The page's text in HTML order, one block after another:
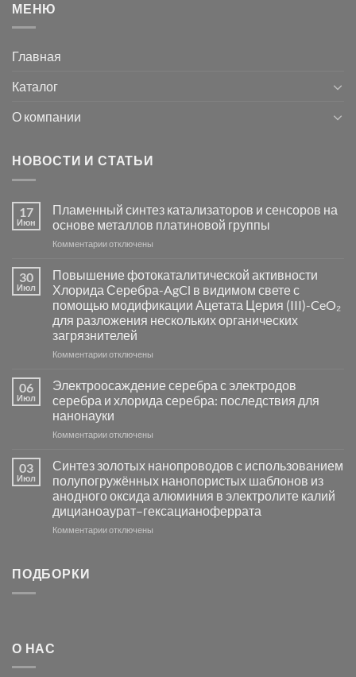
МЕНЮ
Главная
Каталог
О компании
НОВОСТИ И СТАТЬИ
17
Июн
Пламенный синтез катализаторов и сенсоров на
основе металлов платиновой группы
Комментариик
Пламенный
синтез
катализаторов
и
сенсоров
на
основе
группы
отключены
30
Июл
Повышение фотокаталитической активности
Хлорида Серебра-AgCl в видимом свете с
помощью модификации Ацетата Церия (III)-CeO₂
для разложения нескольких органических
загрязнителей
Комментариик
фотокаталитической
активности
Хлорида
Серебра-
в
видимом
свете
с
помощью
модификации
отключены
06
Июл
Электроосаждение серебра с электродов
серебра и хлорида серебра: последствия для
нанонауки
Комментариик
серебра
с
электродов
серебра
и
отключены
03
Июл
Синтез золотых нанопроводов с использованием
полупогружённых нанопористых шаблонов из
анодного оксида алюминия в электролите калий
дицианоаурат–гексацианоферрата
Комментариикотключены
ПОДБОРКИ
О НАС